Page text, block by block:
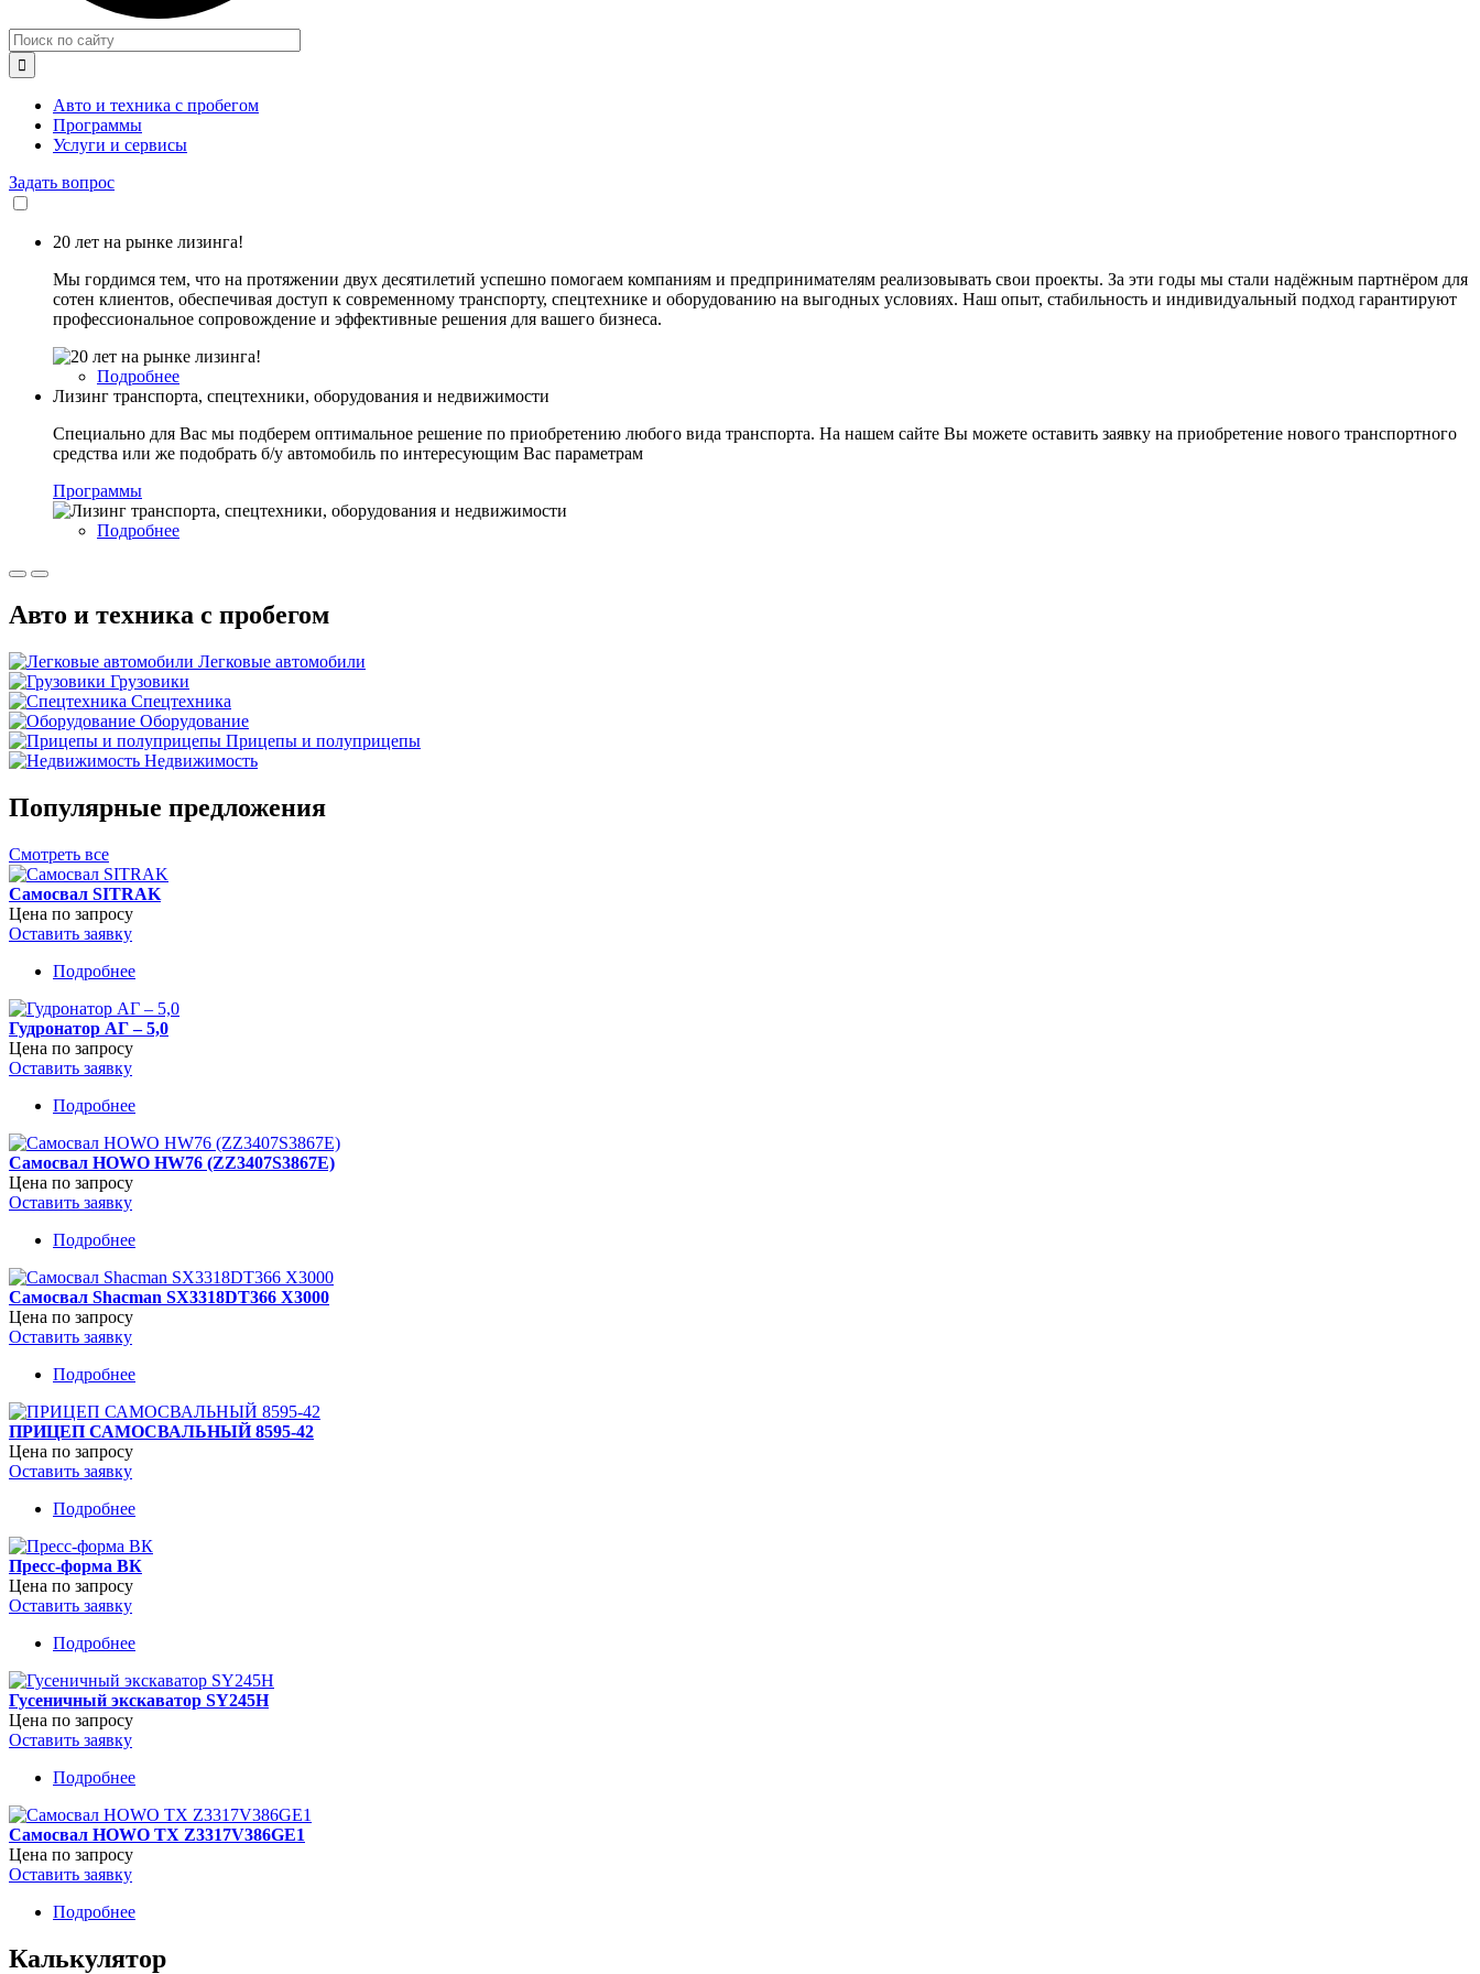

Авто и техника с пробегом
Программы
Услуги и сервисы
Задать вопрос
20 лет на рынке лизинга!
Мы гордимся тем, что на протяжении двух десятилетий успешно помогаем компаниям и предпринимателям реализовывать свои проекты. За эти годы мы стали надёжным партнёром для
сотен клиентов, обеспечивая доступ к современному транспорту, спецтехнике и оборудованию на выгодных условиях. Наш опыт, стабильность и индивидуальный подход гарантируют
профессиональное сопровождение и эффективные решения для вашего бизнеса.
Подробнее
20
на
рынке
Лизинг транспорта, спецтехники, оборудования и недвижимости
Специально для Вас мы подберем оптимальное решение по приобретению любого вида транспорта. На нашем сайте Вы можете оставить заявку на приобретение нового транспортного
средства или же подобрать б/у автомобиль по интересующим Вас параметрам
Программы
Подробнее
оборудования
Авто и техника с пробегом
Легковые автомобили
Грузовики
Спецтехника
Оборудование
Прицепы и полуприцепы
Недвижимость
Популярные предложения
Смотреть все
Самосвал SITRAK
Цена по запросу
Оставить заявку
Подробнее
SITRAK
Гудронатор АГ – 5,0
Цена по запросу
Оставить заявку
Подробнее
АГ
–
Самосвал HOWO HW76 (ZZ3407S3867E)
Цена по запросу
Оставить заявку
Подробнее
HOWO
HW76
Самосвал Shacman SX3318DT366 X3000
Цена по запросу
Оставить заявку
Подробнее
Shacman
SX3318DT366
ПРИЦЕП САМОСВАЛЬНЫЙ 8595-42
Цена по запросу
Оставить заявку
Подробнее
САМОСВАЛЬНЫЙ
8595-
Пресс-форма ВК
Цена по запросу
Оставить заявку
Подробнее
форма
ВК
Гусеничный экскаватор SY245H
Цена по запросу
Оставить заявку
Подробнее
экскаватор
SY245H
Самосвал HOWO TX Z3317V386GE1
Цена по запросу
Оставить заявку
Подробнее
HOWO
Калькулятор